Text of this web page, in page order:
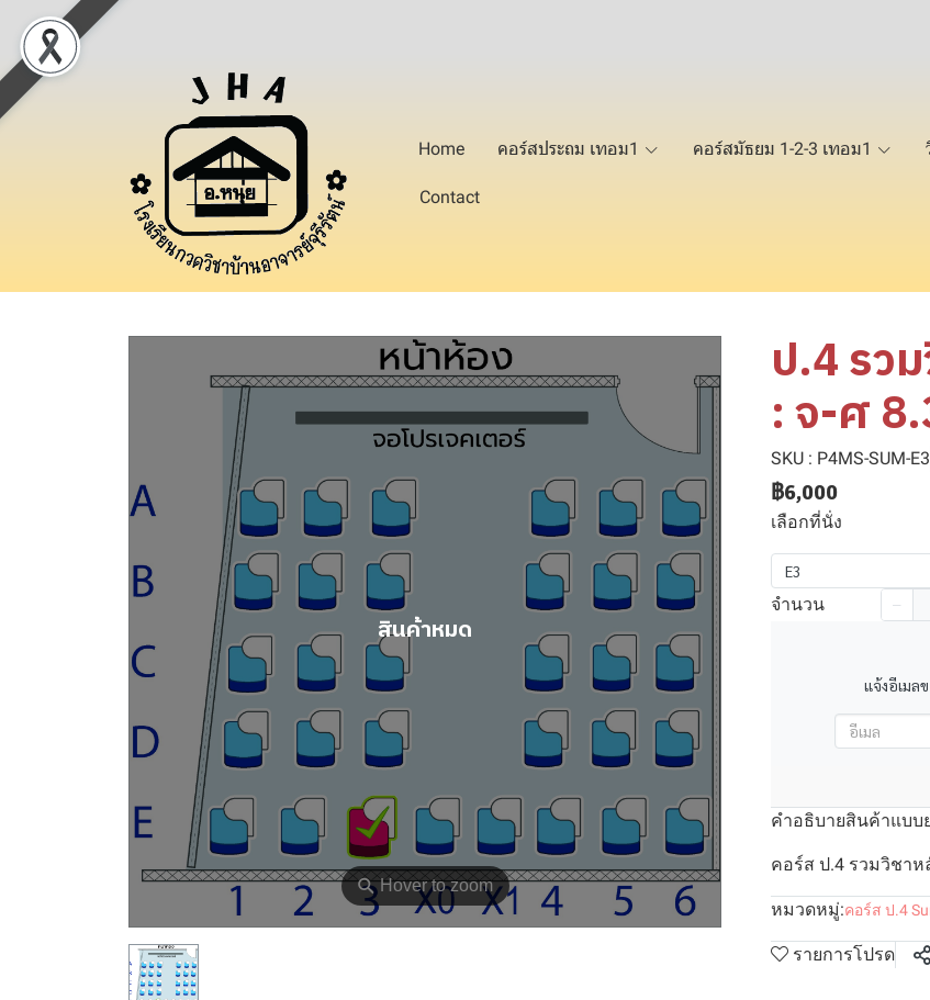
Home คอร์สประถม เทอม1 คอร์สมัธยม 1-2-3 เทอม1
Contact
⚲Hover to zoom
สินค้าหมด
ป.4 รว
: จ-ศ
SKU : P4MS-SUM-E3
฿6,000
เลือกที่นั่ง
E3
จำนวน
แจ้งอีเมล
คำอธิบายสินค้าแบบ
คอร์ส ป.4 รวมวิชาห
หมวดหมู่:คอร์ส ป.4
รายการโปรด